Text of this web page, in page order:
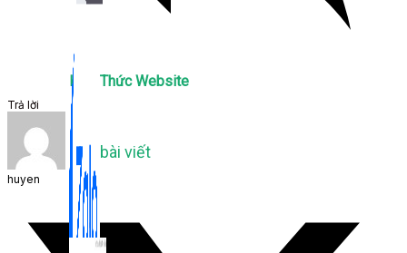
Kiến Thức Website
309 bài viết
Trả lời
huyen